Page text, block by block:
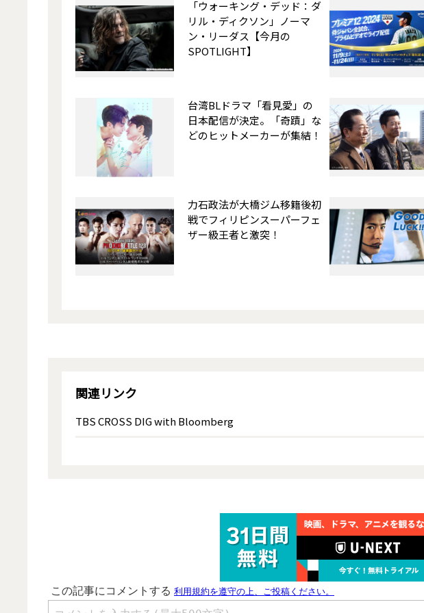
「ウォーキング・デッド：ダ
リル・ディクソン」ノーマ
ン・リーダス【今月の
SPOTLIGHT】
台湾BLドラマ「看見愛」の
日本配信が決定。「奇蹟」な
どのヒットメーカーが集結！
力石政法が大橋ジム移籍後初
戦でフィリピンスーパーフェ
ザー級王者と激突！
関連リンク
TBS CROSS DIG with Bloomberg